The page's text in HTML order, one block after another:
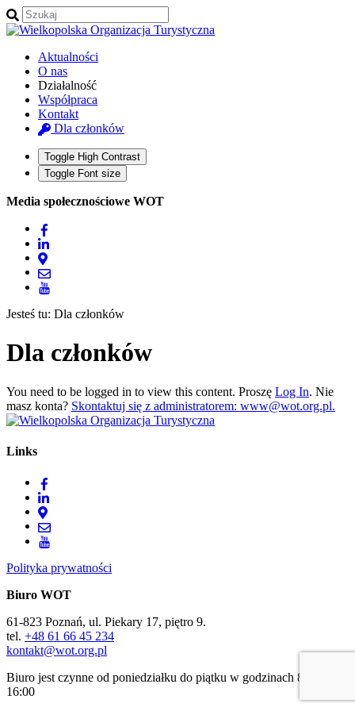
Aktualności
O nas
Działalność
Współpraca
Kontakt
Dla członków
Toggle High Contrast
Toggle Font size
Media społecznościowe WOT
Jesteś tu: Dla członków
Dla członków
You need to be logged in to view this content. Proszę Log In. Nie
masz konta? Skontaktuj się z administratorem: www@wot.org.pl.
Links
Polityka prywatności
Biuro WOT
61-823 Poznań, ul. Piekary 17, piętro 9.
tel. +48 61 66 45 234
kontakt@wot.org.pl
Biuro jest czynne od poniedziałku do piątku w godzinach 8:00 -
16:00